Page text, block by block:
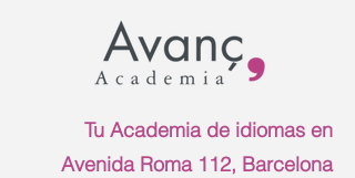
Tu Academia de idiomas en
Avenida Roma 112, Barcelona